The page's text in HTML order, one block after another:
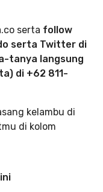
serta follow
serta Twitter di
tanya langsung
di +62 811-
kelambu di
di kolom